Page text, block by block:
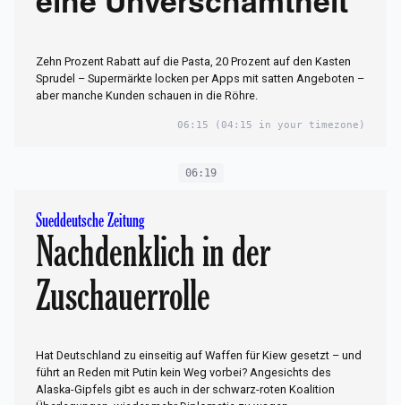
Zehn Prozent Rabatt auf die Pasta, 20 Prozent auf den Kasten
Sprudel – Supermärkte locken per Apps mit satten Angeboten –
aber manche Kunden schauen in die Röhre.
06:15 (04:15 in your timezone)
06:19
Sueddeutsche Zeitung
Nachdenklich in der
Zuschauerrolle
Hat Deutschland zu einseitig auf Waffen für Kiew gesetzt – und
führt an Reden mit Putin kein Weg vorbei? Angesichts des
Alaska-Gipfels gibt es auch in der schwarz-roten Koalition